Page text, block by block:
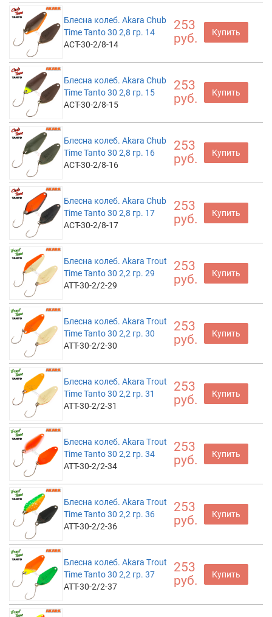
Блесна колеб. Akara Chub
Time Tanto 30 2,8 гр. 14
ACT-30-2/8-14
253
руб.
Купить
Блесна колеб. Akara Chub
Time Tanto 30 2,8 гр. 15
ACT-30-2/8-15
253
руб.
Купить
Блесна колеб. Akara Chub
Time Tanto 30 2,8 гр. 16
ACT-30-2/8-16
253
руб.
Купить
Блесна колеб. Akara Chub
Time Tanto 30 2,8 гр. 17
ACT-30-2/8-17
253
руб.
Купить
Блесна колеб. Akara Trout
Time Tanto 30 2,2 гр. 29
ATT-30-2/2-29
253
руб.
Купить
Блесна колеб. Akara Trout
Time Tanto 30 2,2 гр. 30
ATT-30-2/2-30
253
руб.
Купить
Блесна колеб. Akara Trout
Time Tanto 30 2,2 гр. 31
ATT-30-2/2-31
253
руб.
Купить
Блесна колеб. Akara Trout
Time Tanto 30 2,2 гр. 34
ATT-30-2/2-34
253
руб.
Купить
Блесна колеб. Akara Trout
Time Tanto 30 2,2 гр. 36
ATT-30-2/2-36
253
руб.
Купить
Блесна колеб. Akara Trout
Time Tanto 30 2,2 гр. 37
ATT-30-2/2-37
253
руб.
Купить